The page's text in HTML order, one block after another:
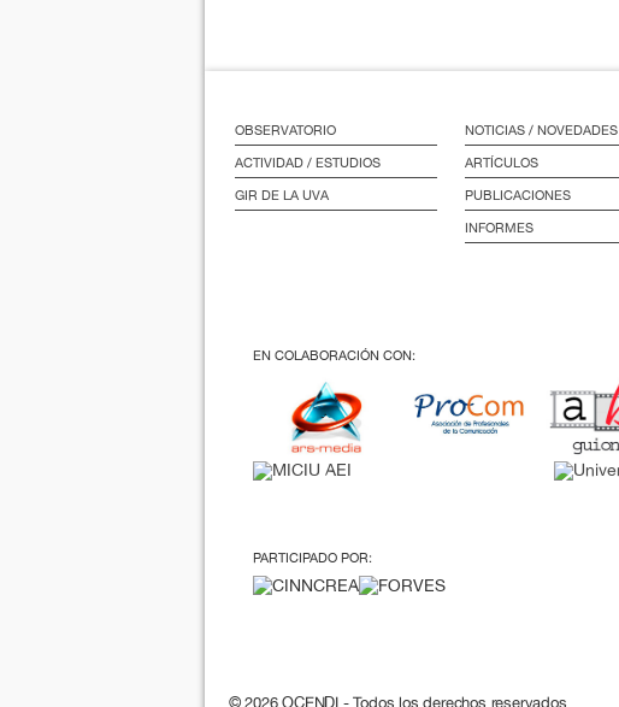
OBSERVATORIO
ACTIVIDAD / ESTUDIOS
GIR DE LA UVA
NOTICIAS / NOVEDADES
ARTÍCULOS
PUBLICACIONES
INFORMES
EN COLABORACIÓN CON:
PARTICIPADO POR:
© 2026 OCENDI - Todos los derechos reservados.